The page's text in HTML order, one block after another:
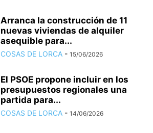
Arranca la construcción de 11
nuevas viviendas de alquiler
asequible para...
COSAS DE LORCA - 15/06/2026
El PSOE propone incluir en los
presupuestos regionales una
partida para...
COSAS DE LORCA - 14/06/2026